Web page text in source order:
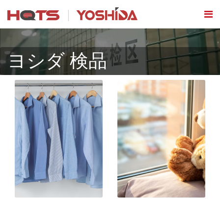
ヨシダ 検品